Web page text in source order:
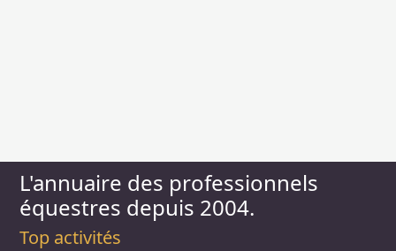
L'annuaire des professionnels
équestres depuis 2004.
Top activités